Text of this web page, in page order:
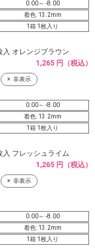
0.00～ -8.00
着色: 13.2mm
1箱 1枚入り
入 オレンジブラウン
1,265 円（税込）
非表示
0.00～ -8.00
着色: 13.2mm
1箱 1枚入り
入 フレッシュライム
1,265 円（税込）
非表示
0.00～ -8.00
着色: 13.2mm
1箱 1枚入り